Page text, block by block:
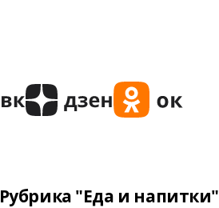
Рубрика "Еда и напитки"